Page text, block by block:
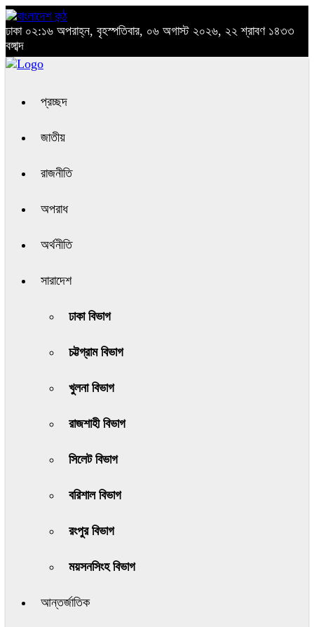
ঢাকা ০২:১৬ অপরাহ্ন, বৃহস্পতিবার, ০৬ অগাস্ট ২০২৬, ২২ শ্রাবণ ১৪৩৩
বঙ্গাব্দ
প্রচ্ছদ
জাতীয়
রাজনীতি
অপরাধ
অর্থনীতি
সারাদেশ
ঢাকা বিভাগ
চট্টগ্রাম বিভাগ
খুলনা বিভাগ
রাজশাহী বিভাগ
সিলেট বিভাগ
বরিশাল বিভাগ
রংপুর বিভাগ
ময়সনসিংহ বিভাগ
আন্তর্জাতিক